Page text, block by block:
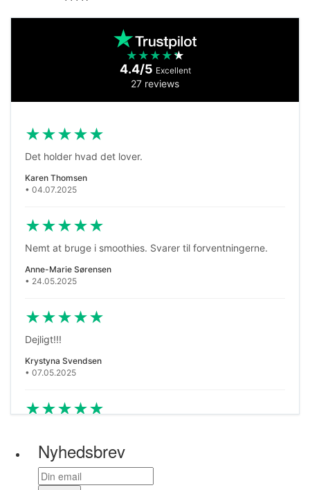
★ ★ ★ ★ ★
4.4/5 Excellent
27 reviews
★★★★★
Det holder hvad det lover.
Karen Thomsen
• 04.07.2025
★★★★★
Nemt at bruge i smoothies. Svarer til forventningerne.
Anne-Marie Sørensen
• 24.05.2025
★★★★★
Dejligt!!!
Krystyna Svendsen
• 07.05.2025
★★★★★
efterhånden og der er et rimeligt forhold imellem pris og
kvalitet.
Liselotte Pedersen
Nyhedsbrev